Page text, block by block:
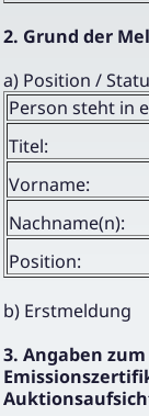
2. Grund der
a) Position /
Person steht in
Titel:
Vorname:
Nachname(n):
Position:
b) Erstmeldung
3. Angaben